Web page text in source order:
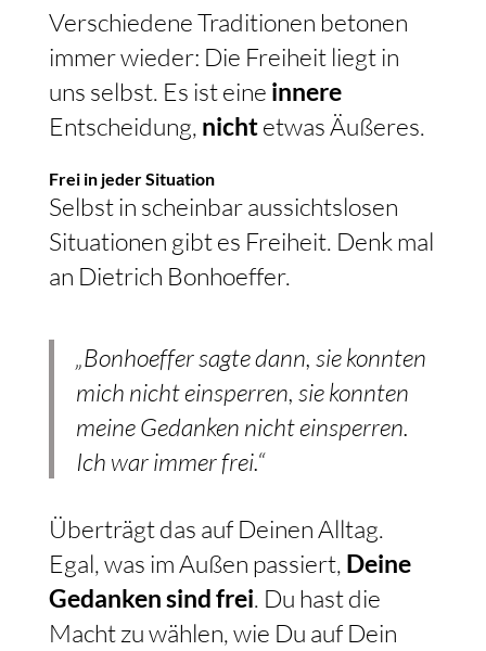
Verschiedene Traditionen betonen
immer wieder: Die Freiheit liegt in
uns selbst. Es ist eine innere
Entscheidung, nichtetwas Äußeres.
Frei in jeder Situation
Selbst in scheinbar aussichtslosen
Situationen gibt es Freiheit. Denk mal
an Dietrich Bonhoeffer.
„Bonhoeffer sagte dann, sie konnten
mich nicht einsperren, sie konnten
meine Gedanken nicht einsperren.
Ich war immer frei.“
Überträgt das auf Deinen Alltag.
Egal, was im Außen passiert, Deine
Gedanken sind frei. Du hast die
Macht zu wählen, wie Du auf Dein